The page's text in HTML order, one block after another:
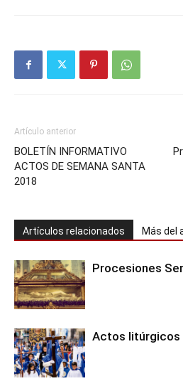
Artículo anterior
BOLETÍN INFORMATIVO
ACTOS DE SEMANA SANTA
2018
Artículos relacionados Más del
Procesiones
Actos litúrgicos